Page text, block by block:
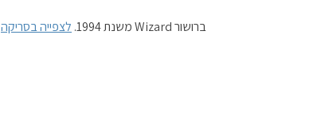
ברושור Wizard משנת 1994. לצפייה בסריקה